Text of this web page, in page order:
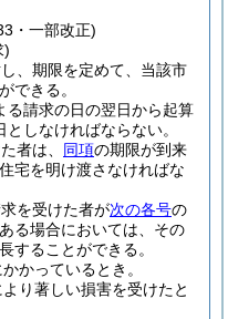
・一部改正)
)
、期限を定めて、当該市
できる。
る請求の日の翌日から起算
しなければならない。
者は、 同項の期限が到来
宅を明け渡さなければな
を受けた者が次の各号の
る場合においては、その
することができる。
かっているとき。
り著しい損害を受けたと